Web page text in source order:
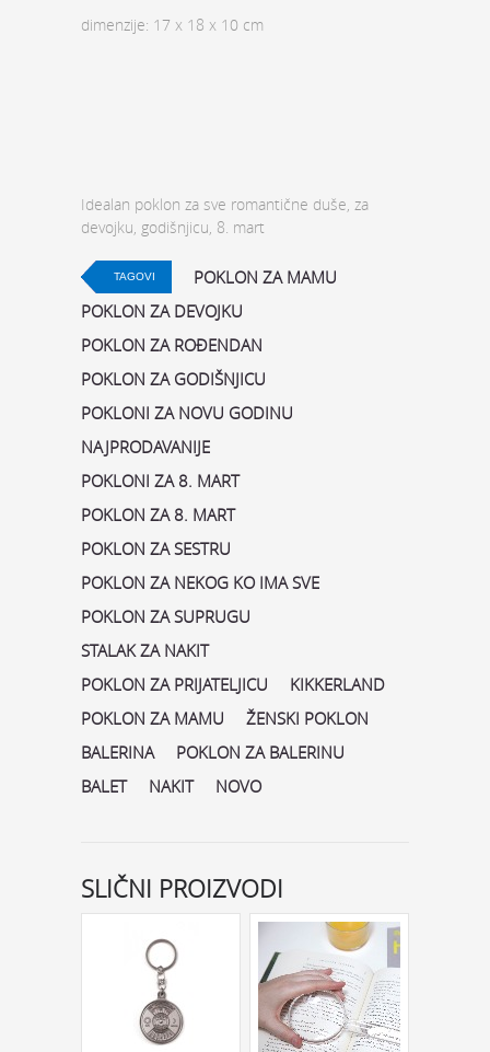
dimenzije: 17 x 18 x 10 cm
Idealan poklon za sve romantične duše, za
devojku, godišnjicu, 8. mart
TAGOVI
POKLON ZA MAMU
POKLON ZA DEVOJKU
POKLON ZA ROĐENDAN
POKLON ZA GODIŠNJICU
POKLONI ZA NOVU GODINU
NAJPRODAVANIJE
POKLONI ZA 8. MART
POKLON ZA 8. MART
POKLON ZA SESTRU
POKLON ZA NEKOG KO IMA SVE
POKLON ZA SUPRUGU
STALAK ZA NAKIT
POKLON ZA PRIJATELJICU
KIKKERLAND
POKLON ZA MAMU
ŽENSKI POKLON
BALERINA
POKLON ZA BALERINU
BALET
NAKIT NOVO
SLIČNI PROIZVODI